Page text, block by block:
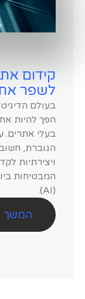
לשפר
בעולם
הפך להיות
בעלי
הגוברת,
ויצירתיות
המבטיחות
(AI).
המשך